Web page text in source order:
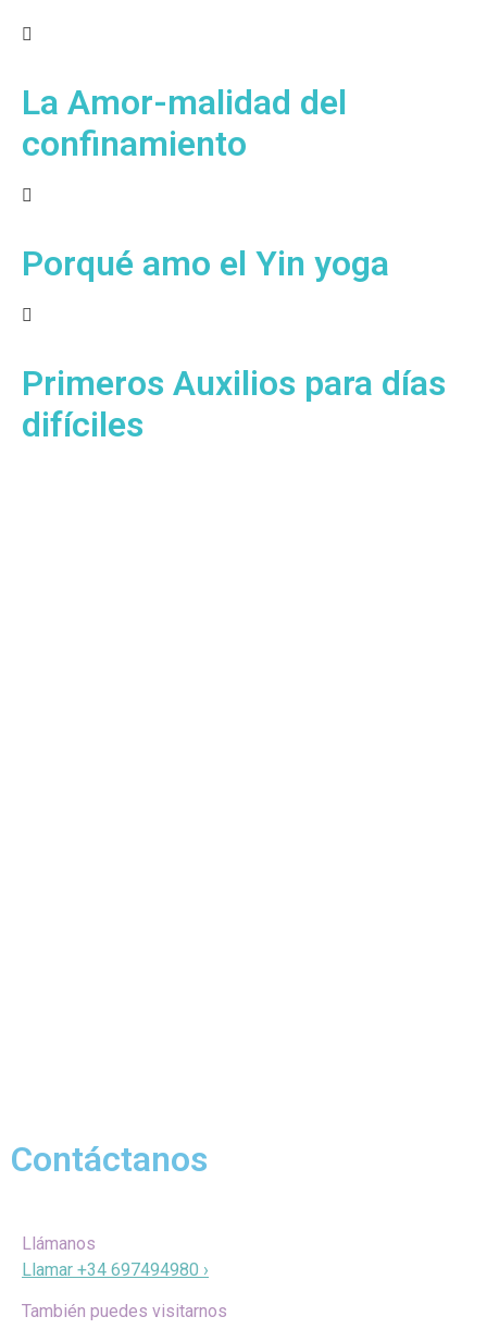
La Amor-malidad del
confinamiento
Porqué amo el Yin yoga
Primeros Auxilios para días
difíciles
Contáctanos
Llámanos
Llamar +34 697494980 ›
También puedes visitarnos